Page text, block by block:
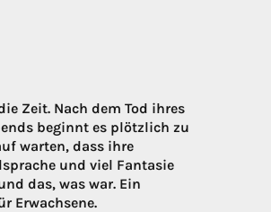
Zeit. Nach dem Tod ihres
beginnt es plötzlich zu
warten, dass ihre
und viel Fantasie
das, was war. Ein
Erwachsene.